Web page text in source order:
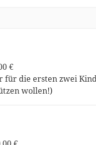
€
für die ersten zwei
wollen!)